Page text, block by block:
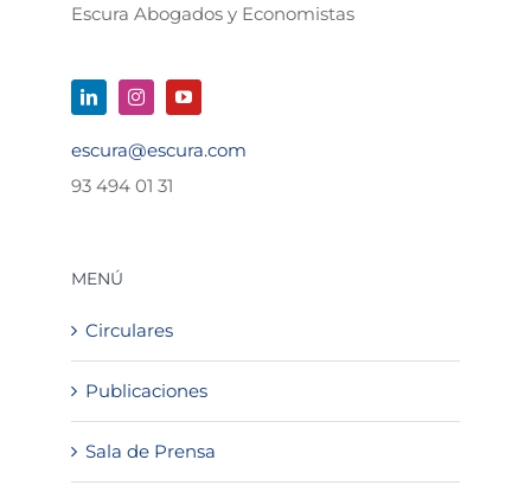
Escura Abogados y Economistas
escura@escura.com
93 494 01 31
MENÚ
Circulares
Publicaciones
Sala de Prensa